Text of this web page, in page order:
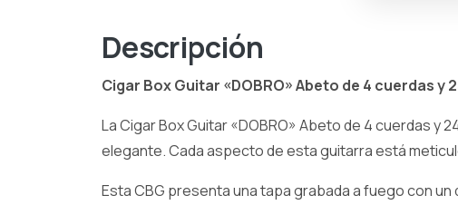
Descripción
Cigar Box Guitar «DOBRO» Abeto de 4 cuerdas y
La Cigar Box Guitar «DOBRO» Abeto de 4 cuerdas y
elegante. Cada aspecto de esta guitarra está
Esta CBG presenta una tapa grabada a fuego con